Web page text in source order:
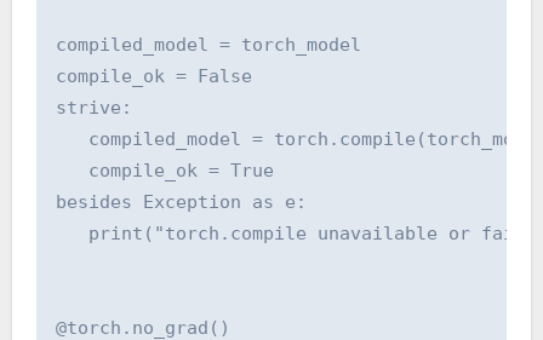
compiled_model = torch_model
compile_ok = False
strive:
compiled_model =
   compile_ok = True
besides Exception as e:
print("torch.compile unavailable or
@torch.no_grad()